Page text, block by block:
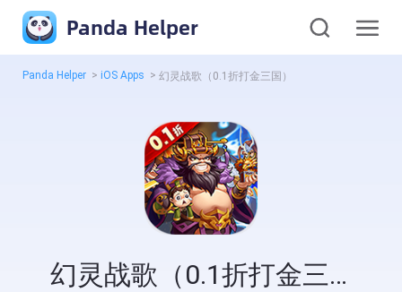
Panda Helper
Panda Helper > iOS Apps > 幻灵战歌（0.1折打金三国）
幻灵战歌（0.1折打金三国）